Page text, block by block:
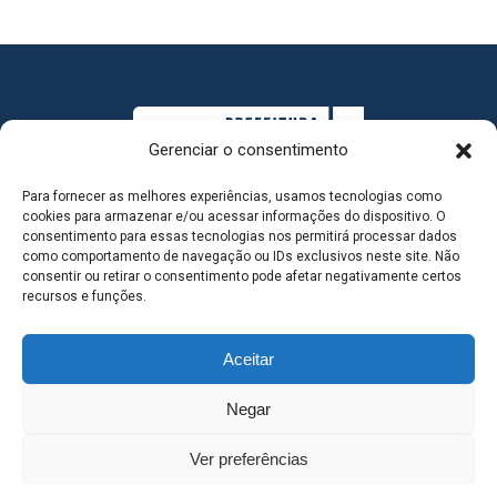
Gerenciar o consentimento
Para fornecer as melhores experiências, usamos tecnologias como
cookies para armazenar e/ou acessar informações do dispositivo. O
consentimento para essas tecnologias nos permitirá processar dados
como comportamento de navegação ou IDs exclusivos neste site. Não
consentir ou retirar o consentimento pode afetar negativamente certos
recursos e funções.
Aceitar
Negar
Ver preferências
MAPA DO SITE
SEDE DO ADMINISTRATIVO MUNICIPAL - Avenida